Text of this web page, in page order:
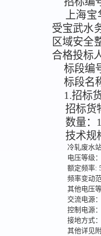
上海
受宝武水
区域安全
合格投标
标段编
标段名
1.招标
招标货
数量：
技术规
冷轧废水
电压等级
额定频率:
频率变动
其他电压
交流电源
控制电源
接地方式
其他详见